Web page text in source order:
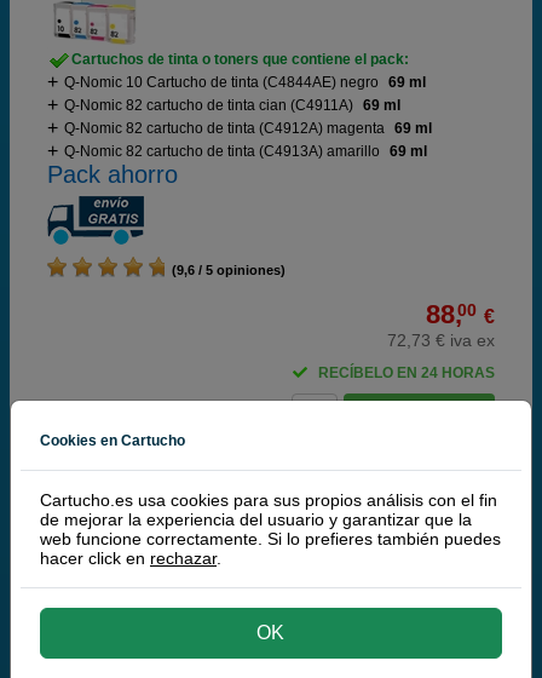
Cartuchos de tinta o toners que contiene el pack:
Q-Nomic 10 Cartucho de tinta (C4844AE) negro
69 ml
Q-Nomic 82 cartucho de tinta cian (C4911A) 69 ml
Q-Nomic 82 cartucho de tinta (C4912A) magenta 69 ml
Q-Nomic 82 cartucho de tinta (C4913A) amarillo
69 ml
Pack ahorro
(9,6 / 5 opiniones)
88,00 €
72,73 € iva ex
RECÍBELO EN 24 HORAS
Q-Nomic Pack tinta 11 (cian+ mag.+ amarillo) +
10(negro)
Cartuchos de tinta o toners que contiene el pack:
Cookies en Cartucho
Cartucho.es usa cookies para sus propios análisis con el fin
de mejorar la experiencia del usuario y garantizar que la
web funcione correctamente. Si lo prefieres también puedes
hacer click en rechazar.
OK